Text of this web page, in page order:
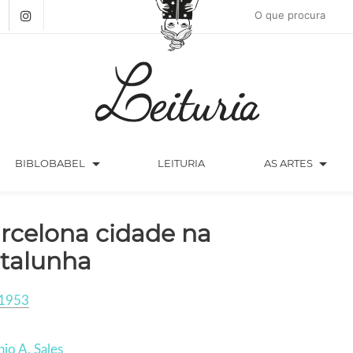
BIBLOBABEL arrow_drop_down LEITURIA AS ARTES arrow_drop_down
cidade na
A. Sales